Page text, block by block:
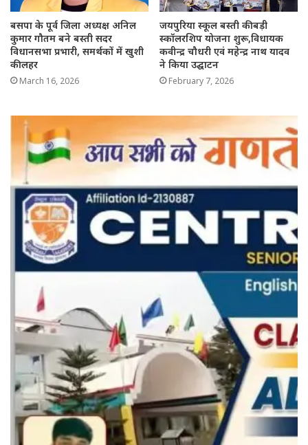
बसपा के पूर्व जिला अध्यक्ष अनिल
कुमार गौतम बने बस्ती सदर
विधानसभा प्रभारी, समर्थकों में खुशी
की लहर
March 16, 2026
जयपुरिया स्कूल बस्ती की बड़ी
स्कॉलरशिप योजना शुरू,विधायक
कवीन्द्र चौधरी एवं महेन्द्र नाथ यादव
ने किया उद्घाटन
February 7, 2026